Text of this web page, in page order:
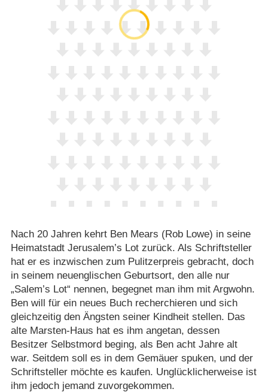
Nach 20 Jahren kehrt Ben Mears (Rob Lowe) in seine
Heimatstadt Jerusalem’s Lot zurück. Als Schriftsteller
hat er es inzwischen zum Pulitzerpreis gebracht, doch
in seinem neuenglischen Geburtsort, den alle nur
„Salem’s Lot“ nennen, begegnet man ihm mit Argwohn.
Ben will für ein neues Buch recherchieren und sich
gleichzeitig den Ängsten seiner Kindheit stellen. Das
alte Marsten-Haus hat es ihm angetan, dessen
Besitzer Selbstmord beging, als Ben acht Jahre alt
war. Seitdem soll es in dem Gemäuer spuken, und der
Schriftsteller möchte es kaufen. Unglücklicherweise ist
ihm jedoch jemand zuvorgekommen.